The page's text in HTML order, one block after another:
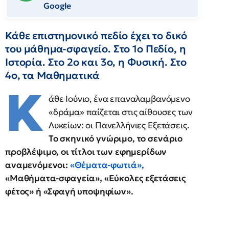
Google
Κάθε επιστημονικό πεδίο έχει το δικό
του μάθημα-σφαγείο. Στο 1ο Πεδίο, η
Ιστορία. Στο 2ο και 3ο, η Φυσική. Στο
4ο, τα Μαθηματικά
Κ άθε Ιούνιο, ένα επαναλαμβανόμενο
«δράμα» παίζεται στις αίθουσες των
Λυκείων: οι Πανελλήνιες Εξετάσεις.
Το σκηνικό γνώριμο, το σενάριο
προβλέψιμο, οι τίτλοι των εφημερίδων
αναμενόμενοι: «Θέματα-φωτιά»,
«Μαθήματα-σφαγεία», «Εύκολες εξετάσεις
φέτος» ή «Σφαγή υποψηφίων».